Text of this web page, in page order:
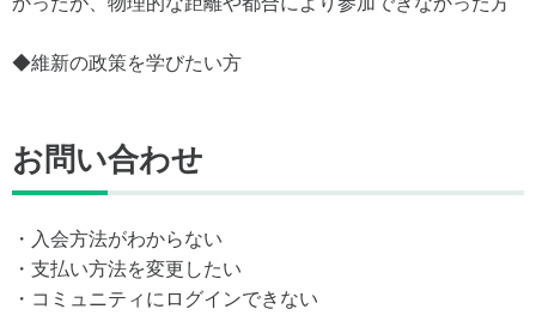
◆維新の政策を学びたい方
お問い合わせ
・入会方法がわからない
・支払い方法を変更したい
・コミュニティにログインできない